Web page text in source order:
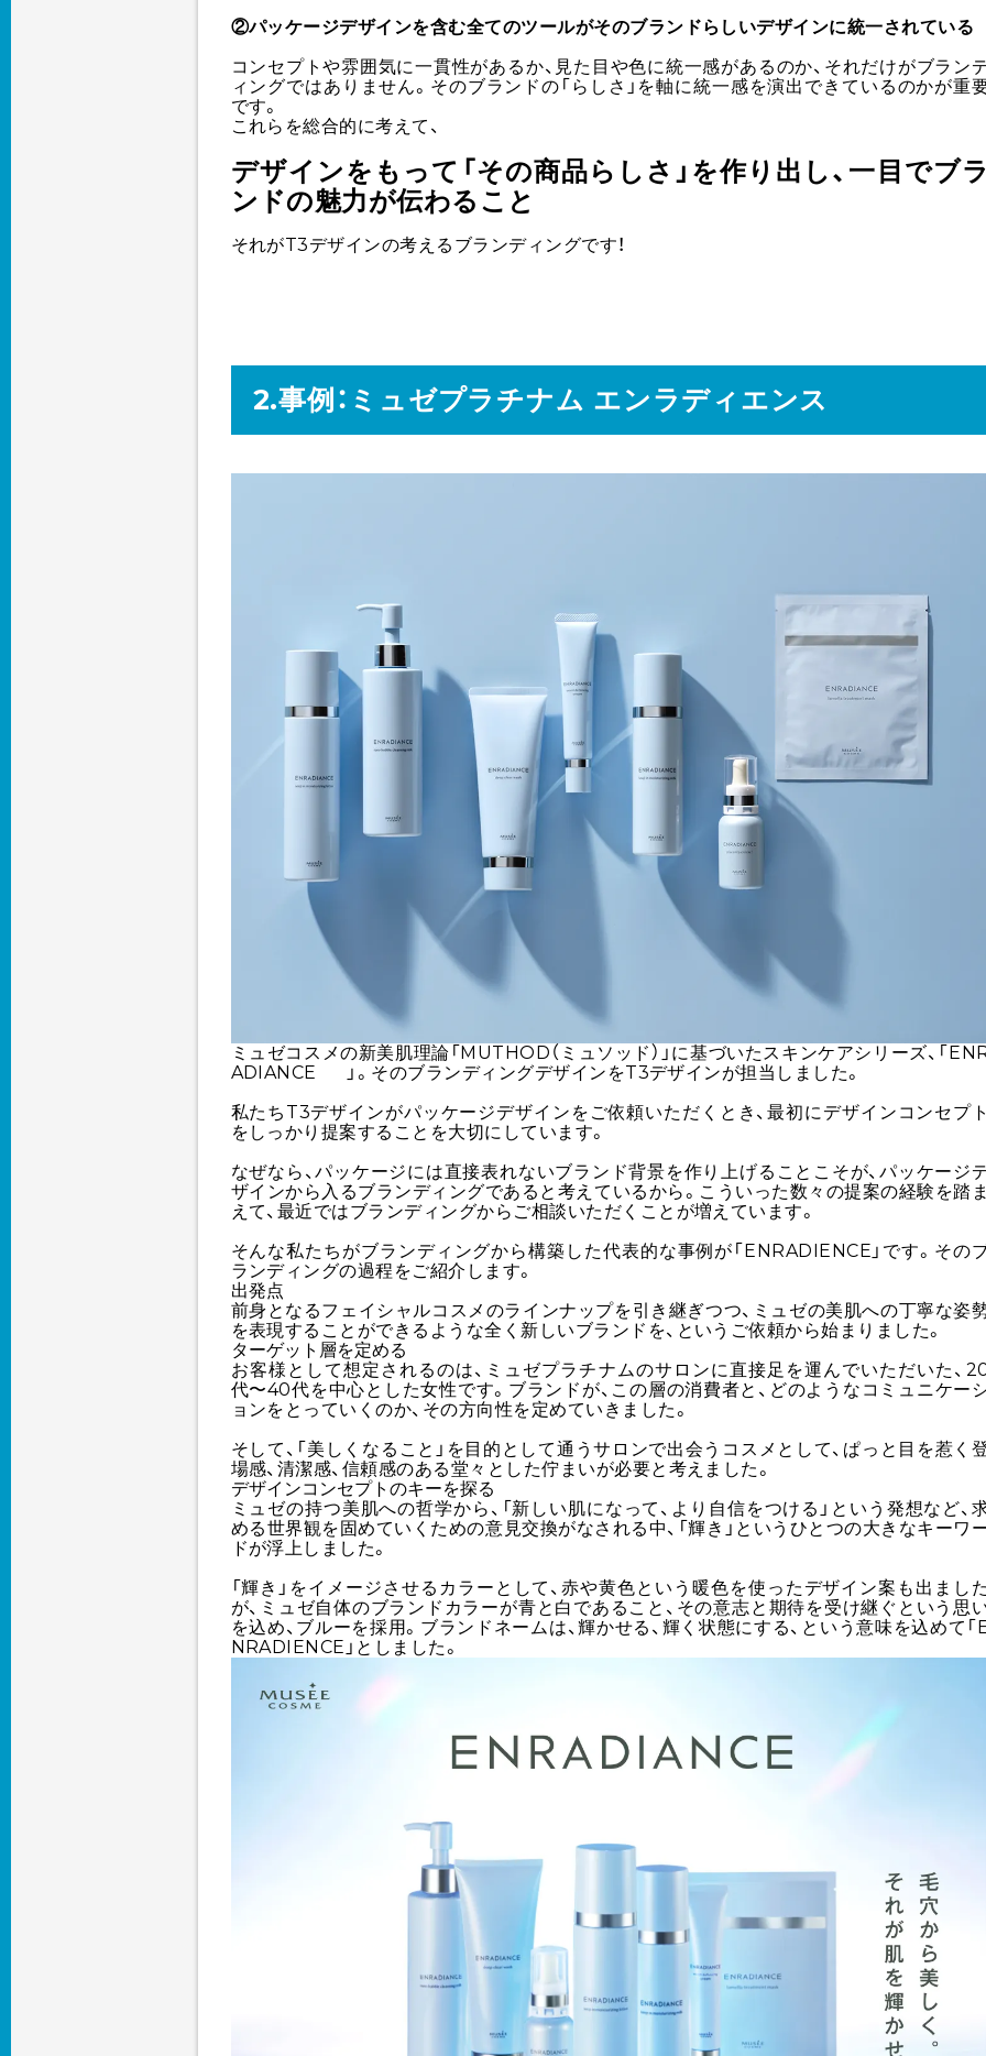
②パッケージデザインを含む全てのツールがそのブランドらしいデザインに統一されている
コンセプトや雰囲気に一貫性があるか、見た目や色に統一感があるのか、それだけがブラン
ィングではありません。そのブランドの「らしさ」を軸に統一感を演出できているのかが重
です。
これらを総合的に考えて、
デザインをもって「その商品らしさ」を作り出し、一目でブ
ンドの魅力が伝わること
それがT3デザインの考えるブランディングです！
2.事例：ミュゼプラチナム エンラディエンス
ミュゼコスメの新美肌理論「MUTHOD（ミュソッド）」に基づいたスキンケアシリーズ、「
ADIANCE
」。そのブランディングデザインをT3デザインが担当しました。
私たちT3デザインがパッケージデザインをご依頼いただくとき、最初にデザインコンセプ
をしっかり提案することを大切にしています。
なぜなら、パッケージには直接表れないブランド背景を作り上げることこそが、パッケージ
ザインから入るブランディングであると考えているから。こういった数々の提案の経験を踏
えて、最近ではブランディングからご相談いただくことが増えています。
そんな私たちがブランディングから構築した代表的な事例が「ENRADIENCE」です。その
ランディングの過程をご紹介します。
出発点
前身となるフェイシャルコスメのラインナップを引き継ぎつつ、ミュゼの美肌への丁寧な姿
を表現することができるような全く新しいブランドを、というご依頼から始まりました。
ターゲット層を定める
お客様として想定されるのは、ミュゼプラチナムのサロンに直接足を運んでいただいた、
代〜40代を中心とした女性です。ブランドが、この層の消費者と、どのようなコミュニケー
ョンをとっていくのか、その方向性を定めていきました。
そして、「美しくなること」を目的として通うサロンで出会うコスメとして、ぱっと目を惹く
場感、清潔感、信頼感のある堂々とした佇まいが必要と考えました。
デザインコンセプトのキーを探る
ミュゼの持つ美肌への哲学から、「新しい肌になって、より自信をつける」という発想など、
める世界観を固めていくための意見交換がなされる中、「輝き」というひとつの大きなキーワ
ドが浮上しました。
「輝き」をイメージさせるカラーとして、赤や黄色という暖色を使ったデザイン案も出まし
が、ミュゼ自体のブランドカラーが青と白であること、その意志と期待を受け継ぐという思
を込め、ブルーを採用。ブランドネームは、輝かせる、輝く状態にする、という意味を込めて「
NRADIENCE」としました。